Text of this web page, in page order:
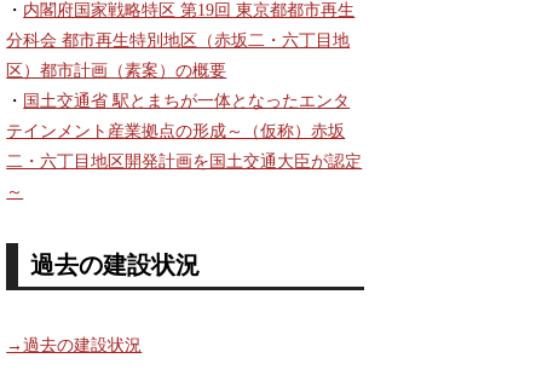
・ 内閣府国家戦略特区 第19回 東京都都市再生
分科会 都市再生特別地区（赤坂二・六丁目地
区）都市計画（素案）の概要
・ 国土交通省 駅とまちが一体となったエンタ
テインメント産業拠点の形成～（仮称）赤坂
二・六丁目地区開発計画を国土交通大臣が認定
～
過去の建設状況
→過去の建設状況